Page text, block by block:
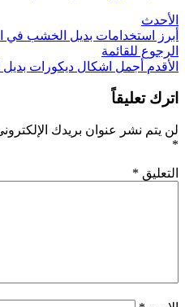
الأحدث
أبرز استخدامات بديل الخشب في
الرجوع للقائمة
الأقدم أجمل اشكال ديكورات
اترك تعليقاً
لن يتم نشر عنوان بريدك
*
التعليق *